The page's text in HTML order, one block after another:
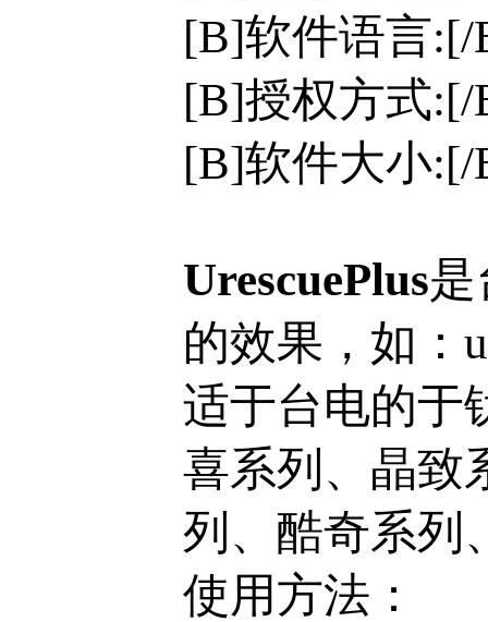
[B]软件语言
[B]授权方式
[B]软件大小:[/
UrescuePlus
的效果，如：
适于台电的于
喜系列、晶致
列、酷奇系列
使用方法：